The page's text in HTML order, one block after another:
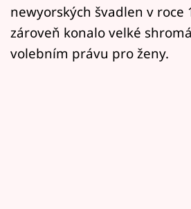
Sledujte nás
newyorských švadlen v roce
zároveň konalo velké
volebním právu pro ženy.